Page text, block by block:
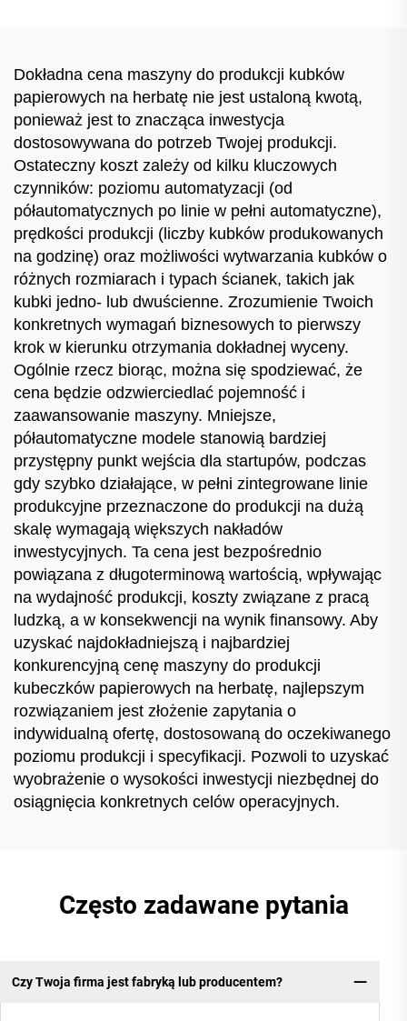
Dokładna cena maszyny do produkcji kubków
papierowych na herbatę nie jest ustaloną kwotą,
ponieważ jest to znacząca inwestycja
dostosowywana do potrzeb Twojej produkcji.
Ostateczny koszt zależy od kilku kluczowych
czynników: poziomu automatyzacji (od
półautomatycznych po linie w pełni automatyczne),
prędkości produkcji (liczby kubków produkowanych
na godzinę) oraz możliwości wytwarzania kubków o
różnych rozmiarach i typach ścianek, takich jak
kubki jedno- lub dwuścienne. Zrozumienie Twoich
konkretnych wymagań biznesowych to pierwszy
krok w kierunku otrzymania dokładnej wyceny.
Ogólnie rzecz biorąc, można się spodziewać, że
cena będzie odzwierciedlać pojemność i
zaawansowanie maszyny. Mniejsze,
półautomatyczne modele stanowią bardziej
przystępny punkt wejścia dla startupów, podczas
gdy szybko działające, w pełni zintegrowane linie
produkcyjne przeznaczone do produkcji na dużą
skalę wymagają większych nakładów
inwestycyjnych. Ta cena jest bezpośrednio
powiązana z długoterminową wartością, wpływając
na wydajność produkcji, koszty związane z pracą
ludzką, a w konsekwencji na wynik finansowy. Aby
uzyskać najdokładniejszą i najbardziej
konkurencyjną cenę maszyny do produkcji
kubeczków papierowych na herbatę, najlepszym
rozwiązaniem jest złożenie zapytania o
indywidualną ofertę, dostosowaną do oczekiwanego
poziomu produkcji i specyfikacji. Pozwoli to uzyskać
wyobrażenie o wysokości inwestycji niezbędnej do
osiągnięcia konkretnych celów operacyjnych.
Często zadawane pytania
Czy Twoja firma jest fabryką lub producentem?